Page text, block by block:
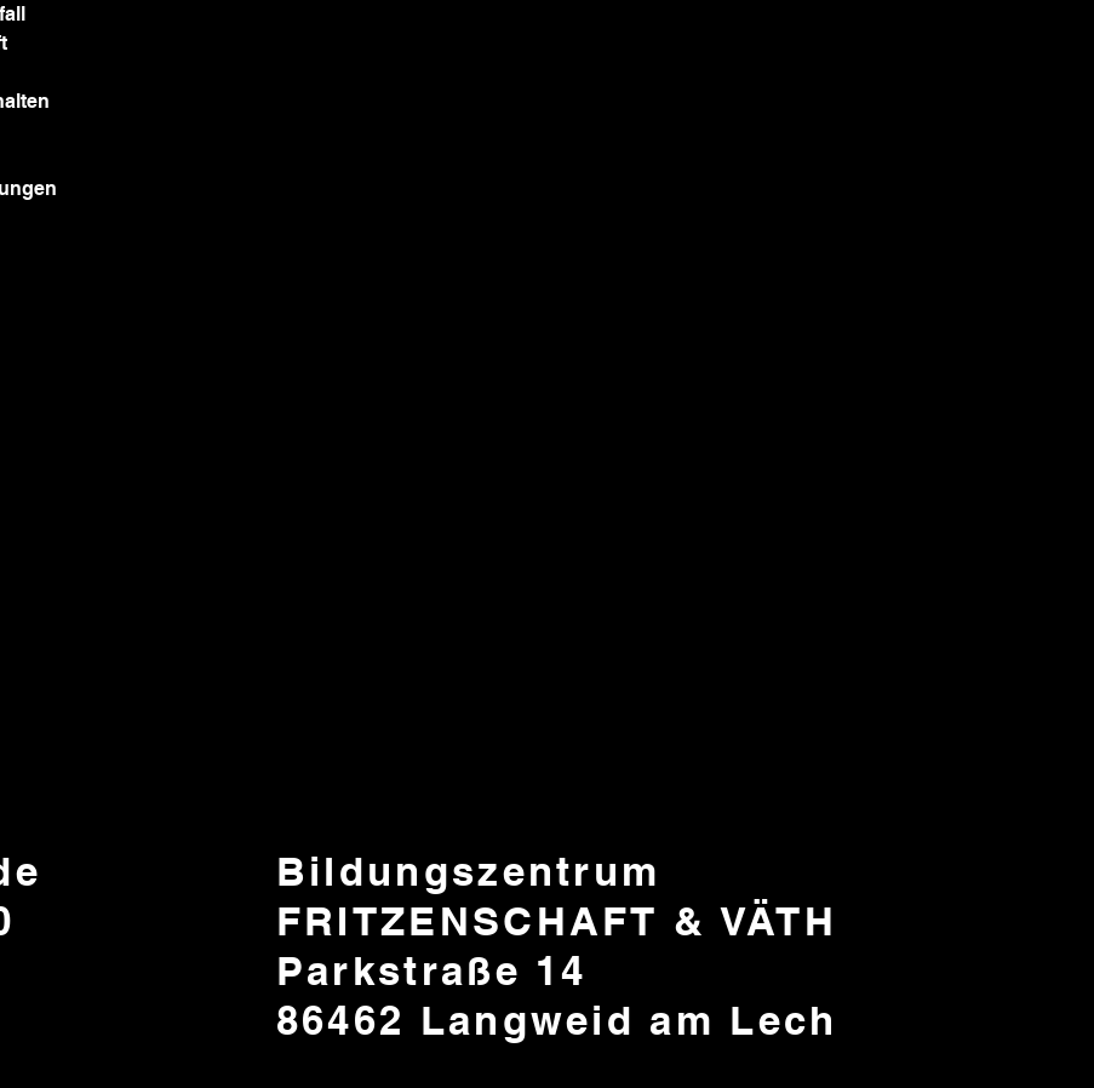
Bildungszentrum
FRITZENSCHAFT & VÄTH
Parkstraße 14
86462 Langweid am Lech